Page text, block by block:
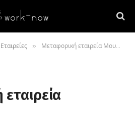
Εταιρείες » Μεταφορική εταιρεία Μουμτζής